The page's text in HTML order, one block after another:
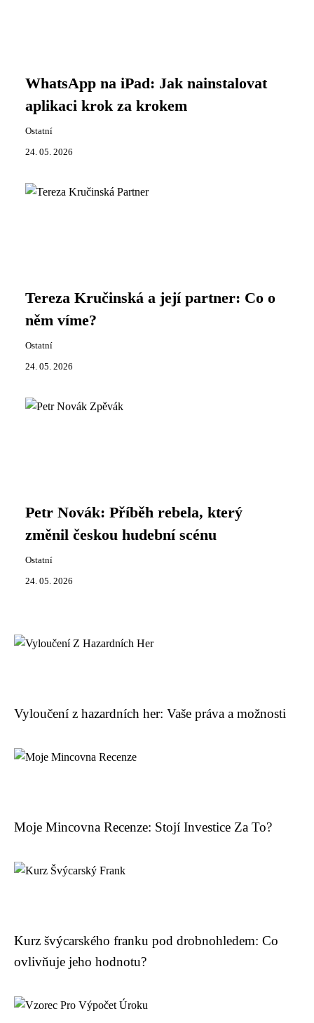
WhatsApp na iPad: Jak nainstalovat
aplikaci krok za krokem
Ostatní
24. 05. 2026
Tereza Kručinská a její partner: Co o
něm víme?
Ostatní
24. 05. 2026
Petr Novák: Příběh rebela, který
změnil českou hudební scénu
Ostatní
24. 05. 2026
Vyloučení z hazardních her: Vaše práva a možnosti
Moje Mincovna Recenze: Stojí Investice Za To?
Kurz švýcarského franku pod drobnohledem: Co
ovlivňuje jeho hodnotu?